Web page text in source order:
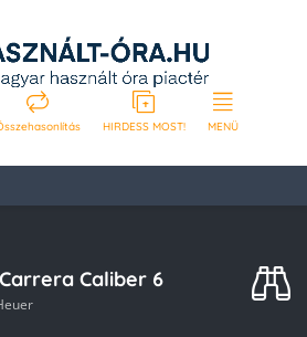
HIRDESS MOST! MENÜ
Caliber 6